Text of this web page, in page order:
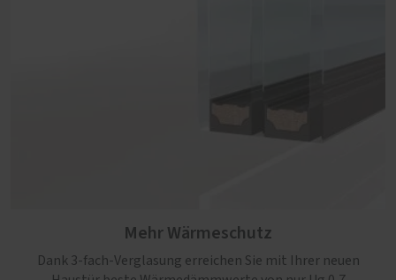
Mehr Wärmeschutz
Dank 3-fach-Verglasung erreichen Sie mit Ihrer neuen